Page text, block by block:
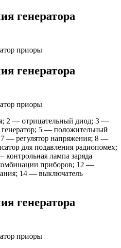
генератора
генератора
2 — отрицательный диод; 3 —
5 — положительный
— регулятор напряжения; 8 —
для подавления радиопомех;
лампа заряда
приборов; 12 —
14 — выключатель
генератора